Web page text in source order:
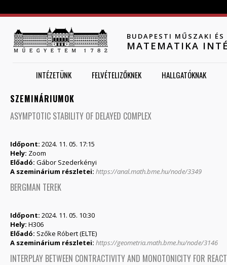
BUDAPESTI MŰSZAKI
MATEMATIKA
INTÉZETÜNK FELVÉTELIZŐKNEK HALLGATÓKNAK
SZEMINÁRIUMOK
ASYMPTOTIC STABILITY OF DELAYED COMPLEX
Időpont: 2024. 11. 05. 17:15
Hely: Zoom
Előadó: Gábor Szederkényi
A szeminárium részletei: https://anal.math.bme.hu/node/3349
BERGMAN TEREK
Időpont: 2024. 11. 05. 10:30
Hely: H306
Előadó: Szőke Róbert (ELTE)
A szeminárium részletei: https://geometria.math.bme.hu/node/3146
INTERPLAY BETWEEN CONTRACTIVITY AND MONOTONICITY FOR